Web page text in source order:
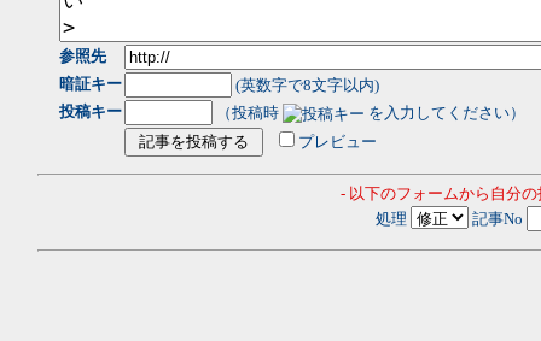
参照先
暗証キー
(英数字で8文字以内)
投稿キー
（投稿時
を入力してください）
プレビュー
- 以下のフォームから自分
処理
記事No